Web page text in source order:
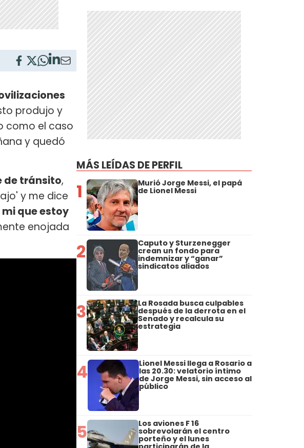
produjo y
como el caso
y quedó
de tránsito,
y me dice
que estoy
enojada
MÁS LEÍDAS DE PERFIL
1 Murió Jorge Messi, el papá
de Lionel Messi
2 Caputo y Sturzenegger
crean un fondo para
indemnizar y “ganar”
sindicatos aliados
3 La Rosada busca culpables
después de la derrota en el
Senado y recalcula su
estrategia
4 Lionel Messi llega a Rosario a
las 20.30: velatorio íntimo
de Jorge Messi, sin acceso al
público
5 Los aviones F 16
sobrevolarán el centro
porteño y el lunes